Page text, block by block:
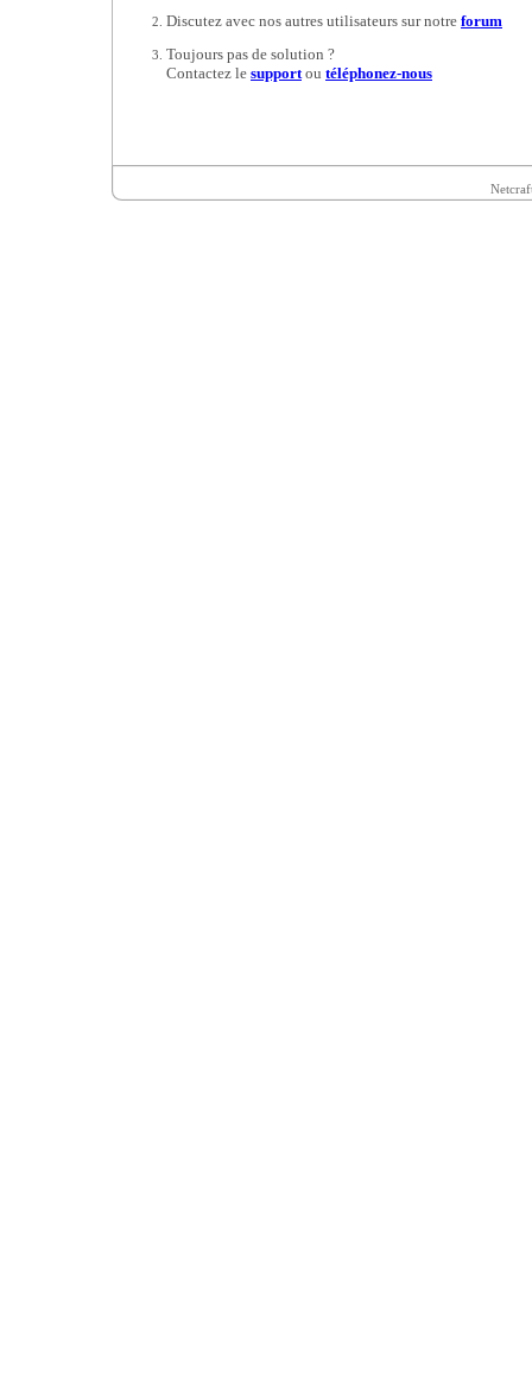
Discutez avec nos autres utilisateurs sur notre forum
Toujours pas de solution ?
Contactez le supportou téléphonez-nous